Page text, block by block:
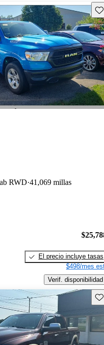
RWD 41,069 millas
El precio incluye tasas
$498/mes
Verif. disponibilidad